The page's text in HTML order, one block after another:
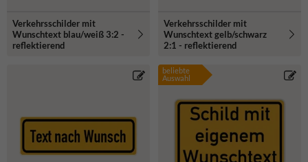
Verkehrsschilder mit
Wunschtext blau/weiß 3:2 -
reflektierend
Verkehrsschilder mit
Wunschtext gelb/schwarz
2:1 - reflektierend
beliebte
Auswahl